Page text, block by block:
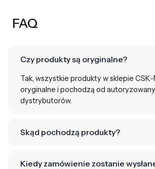
FAQ
Czy produkty są oryginalne?
Tak, wszystkie produkty w sklepie CSK-
oryginalne i pochodzą od
dystrybutorów.
Skąd pochodzą produkty?
Kiedy zamówienie zostanie